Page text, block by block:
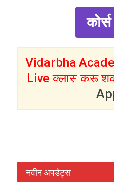
Vidarbha
Live क्लास करू
नवीन अपडेट्स